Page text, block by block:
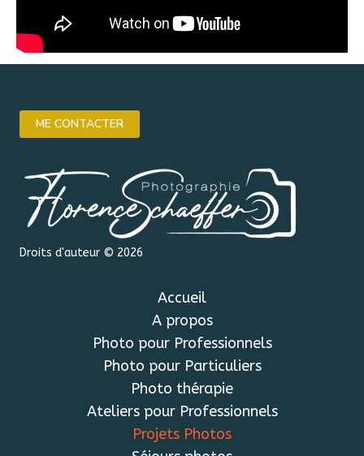
ME CONTACTER
Droits d'auteur © 2026
Accueil
A propos
Photo pour Professionnels
Photo pour Particuliers
Photo thérapie
Ateliers pour Professionnels
Projets Photos